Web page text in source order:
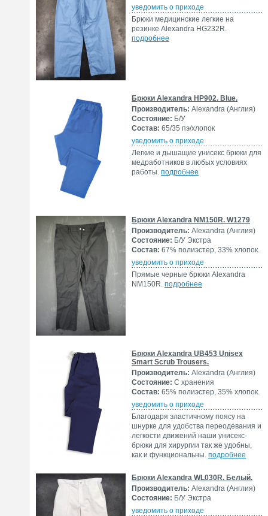
уведомить о приходе
Брюки медицинские легкие на
резинке Alexandra HG232R.
подробнее
Брюки Alexandra HP902. Blue.
Производитель: Alexandra (Англия)
Состояние: Б/У
Состав: 65/35 пэ/хлопок
уведомить о приходе
Легкие и дышащие унисекс брюки для
медработников в любых условиях
работы. подробнее
Брюки Alexandra NM150R. W1279
Производитель: Alexandra (Англия)
Состояние: Б/У Экстра
Состав: 67% полиэстер, 33% хлопок.
уведомить о приходе
Прямые черные брюки Alexandra
NM150R. подробнее
Брюки Alexandra UB453 Unisex
Smart Scrub Trousers.
Производитель: Alexandra (Англия)
Состояние: С хранения
Состав: 65% полиэстер, 35% хлопок.
уведомить о приходе
Благодаря эластичному поясу на
шнурке для удобства переодевания и
легкости движений наши унисекс-
брюки для хирургии так же удобны,
как и функциональны. подробнее
Брюки Alexandra WL030R. Белый.
Производитель: Alexandra (Англия)
Состояние: Б/У Экстра
уведомить о приходе